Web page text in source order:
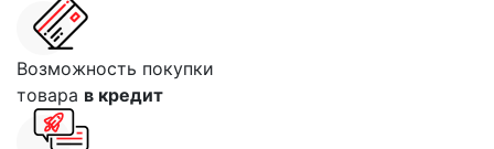
Возможность покупки
товара в кредит